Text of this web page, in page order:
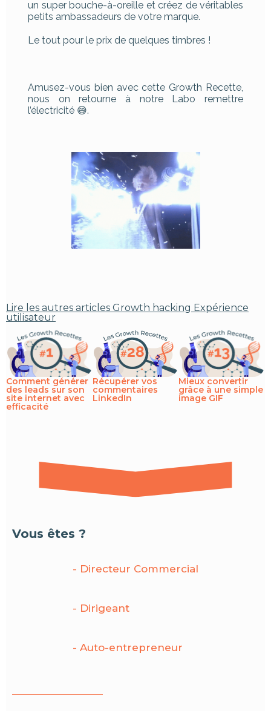
un super bouche-à-oreille et créez de véritables
petits ambassadeurs de votre marque.
Le tout pour le prix de quelques timbres !
Amusez-vous bien avec cette Growth Recette,
nous on retourne à notre Labo remettre
l’électricité 😅.
Lire les autres articles Growth hacking Expérience
utilisateur
Comment générer
des leads sur son
site internet avec
efficacité
Récupérer vos
commentaires
LinkedIn
Mieux convertir
grâce à une simple
image GIF
Vous êtes ?
- Directeur Commercial
- Dirigeant
- Auto-entrepreneur